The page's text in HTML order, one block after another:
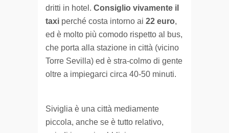
dritti in hotel. Consiglio vivamente il
taxi perché costa intorno ai 22 euro,
ed è molto più comodo rispetto al bus,
che porta alla stazione in città (vicino
Torre Sevilla) ed è stra-colmo di gente
oltre a impiegarci circa 40-50 minuti.
Siviglia è una città mediamente
piccola, anche se è tutto relativo,